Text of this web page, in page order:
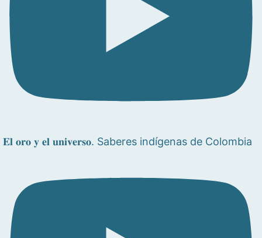
𝐄𝐥 𝐨𝐫𝐨 𝐲 𝐞𝐥 𝐮𝐧𝐢𝐯𝐞𝐫𝐬𝐨. Saberes indígenas de Colombia